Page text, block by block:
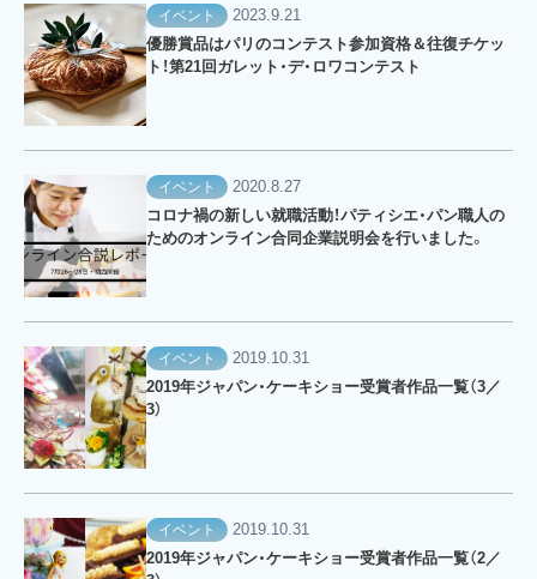
イベント
2023.9.21
優勝賞品はパリのコンテスト参加資格＆往復チケッ
ト！第21回ガレット・デ・ロワコンテスト
イベント
2020.8.27
コロナ禍の新しい就職活動！パティシエ・パン職人の
ためのオンライン合同企業説明会を行いました。
イベント
2019.10.31
2019年ジャパン・ケーキショー受賞者作品一覧（3／
3）
イベント
2019.10.31
2019年ジャパン・ケーキショー受賞者作品一覧（2／